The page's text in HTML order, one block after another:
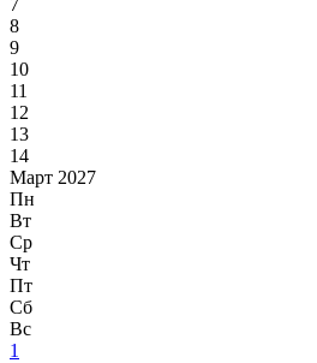
7
8
9
10
11
12
13
14
Март 2027
Пн
Вт
Ср
Чт
Пт
Сб
Вс
1